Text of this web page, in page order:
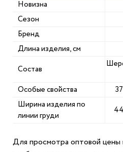
Для просмотра оптовой цены
Новизна
Сезон
Бренд
Длина изделия, см
Состав
Особые свойства
37
Ширина изделия по
линии груди
44